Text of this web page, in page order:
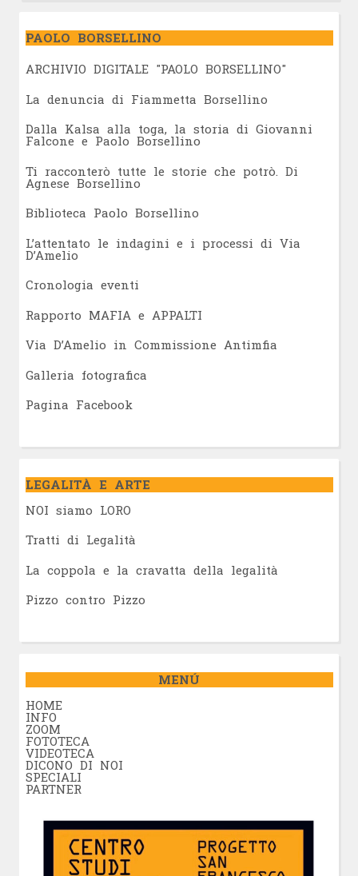
PAOLO BORSELLINO
ARCHIVIO DIGITALE "PAOLO BORSELLINO"
La denuncia di Fiammetta Borsellino
Dalla Kalsa alla toga, la storia di Giovanni
Falcone e Paolo Borsellino
Ti racconterò tutte le storie che potrò. Di
Agnese Borsellino
Biblioteca Paolo Borsellino
L’attentato le indagini e i processi di Via
D’Amelio
Cronologia eventi
Rapporto MAFIA e APPALTI
Via D’Amelio in Commissione Antimfia
Galleria fotografica
Pagina Facebook
LEGALITÀ E ARTE
NOI siamo LORO
Tratti di Legalità
La coppola e la cravatta della legalità
Pizzo contro Pizzo
MENÚ
HOME
INFO
ZOOM
FOTOTECA
VIDEOTECA
DICONO DI NOI
SPECIALI
PARTNER